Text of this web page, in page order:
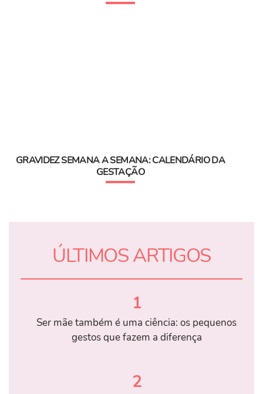
GRAVIDEZ SEMANA A SEMANA: CALENDÁRIO DA
GESTAÇÃO
ÚLTIMOS ARTIGOS
1
Ser mãe também é uma ciência: os pequenos
gestos que fazem a diferença
2